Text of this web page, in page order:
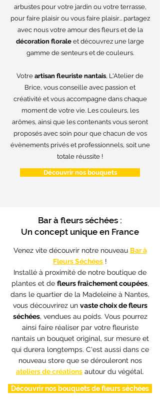
arbustes pour votre jardin ou votre terrasse,
pour faire plaisir ou vous faire plaisir... partagez
avec nous votre amour des fleurs et de la
décoration florale et découvrez une large
gamme de senteurs et de couleurs.
Votre artisan fleuriste nantais, L'Atelier de
Brice, vous conseille avec passion et
créativité et vous accompagne dans chaque
moment de votre vie. Les couleurs, les
arômes, ainsi que les contenants vous seront
proposés avec soin pour que chacun de vos
évènements privés et professionnels, soit une
totale réussite !
Découvrir nos bouquets
Bar à fleurs séchées :
Un concept unique en France
Venez vite découvrir notre nouveau Bar à
Fleurs Séchées !
Installé à proximité de notre boutique de
plantes et de fleurs fraîchement coupées,
dans le quartier de la Madeleine à Nantes,
vous découvrirez un vaste choix de fleurs
séchées, vendues au poids. Vous pourrez
ainsi faire réaliser par votre fleuriste
nantais un bouquet original, sur mesure et
qui durera longtemps. C'est aussi dans ce
nouveau store que se dérouleront nos
ateliers de créations autour du végétal.
Découvrir nos bouquets de fleurs séchées